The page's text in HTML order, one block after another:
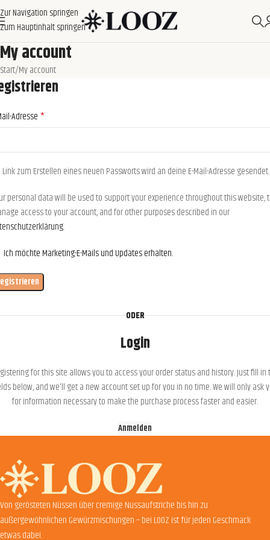
Zur Navigation springen
Zum Hauptinhalt springen
My account
Start My account
Adresse *
Link zum Erstellen eines neuen Passworts wird an deine E-Mail-Adresse gesendet.
personal data will be used to support your experience throughout this website,
access to your account, and for other purposes described in our
.
Ich möchte Marketing-E-Mails und Updates erhalten.
ODER
Login
for this site allows you to access your order status and history. Just fill in
below, and we'll get a new account set up for you in no time. We will only ask
for information necessary to make the purchase process faster and easier.
Anmelden
Von gerösteten Nüssen über cremige Nussaufstriche bis hin zu
außergewöhnlichen Gewürzmischungen – bei LOOZ ist für jeden Geschmack
etwas dabei.